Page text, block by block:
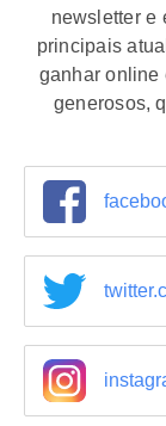
newsletter e
principais
ganhar online
generosos,